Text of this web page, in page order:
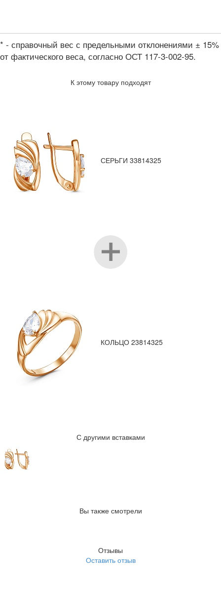
* - справочный вес с предельными отклонениями ± 15%
от фактического веса, согласно ОСТ 117-3-002-95.
К этому товару подходят
СЕРЬГИ 33814325
КОЛЬЦО 23814325
С другими вставками
Вы также смотрели
Отзывы
Оставить отзыв